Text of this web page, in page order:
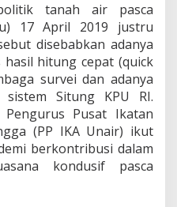
d
D
tanah air pasca
17 April 2019 justru
disebabkan adanya
hitung cepat (quick
survei dan adanya
Situng KPU RI.
Pusat Ikatan
(PP IKA Unair) ikut
berkontribusi dalam
kondusif pasca